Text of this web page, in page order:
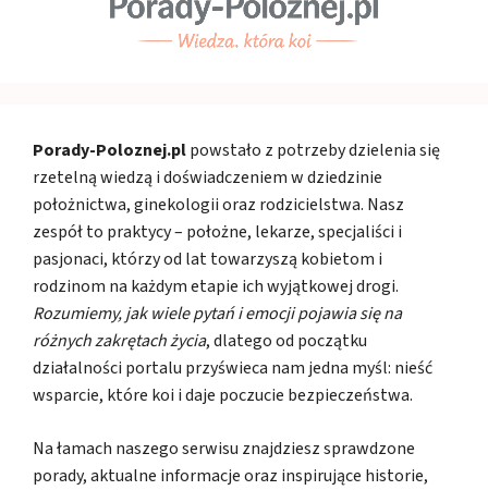
Porady-Poloznej.plpowstało z potrzeby dzielenia się
rzetelną wiedzą i doświadczeniem w dziedzinie
położnictwa, ginekologii oraz rodzicielstwa. Nasz
zespół to praktycy – położne, lekarze, specjaliści i
pasjonaci, którzy od lat towarzyszą kobietom i
rodzinom na każdym etapie ich wyjątkowej drogi.
Rozumiemy, jak wiele pytań i emocji pojawia się na
różnych zakrętach życia, dlatego od początku
działalności portalu przyświeca nam jedna myśl: nieść
wsparcie, które koi i daje poczucie bezpieczeństwa.
Na łamach naszego serwisu znajdziesz sprawdzone
porady, aktualne informacje oraz inspirujące historie,